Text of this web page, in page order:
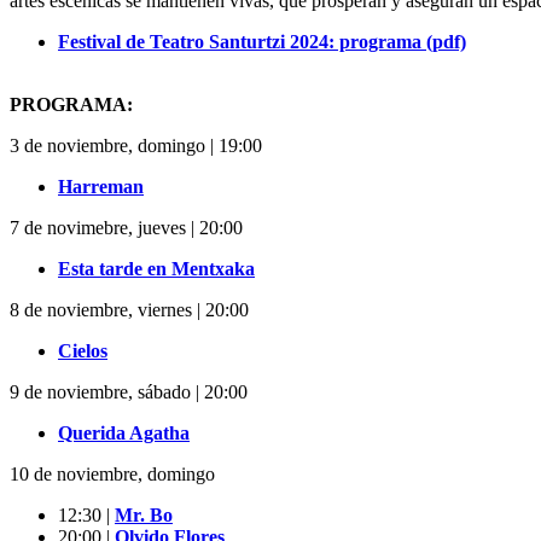
Festival de Teatro Santurtzi 2024: programa (pdf)
PROGRAMA:
3 de noviembre, domingo | 19:00
Harreman
7 de novimebre, jueves | 20:00
Esta tarde en Mentxaka
8 de noviembre, viernes | 20:00
Cielos
9 de noviembre, sábado | 20:00
Querida Agatha
10 de noviembre, domingo
12:30 | Mr. Bo
20:00 | Olvido Flores